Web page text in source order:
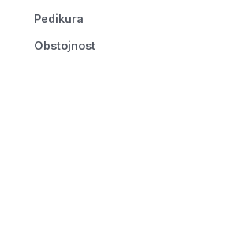
Pedikura
Obstojnost